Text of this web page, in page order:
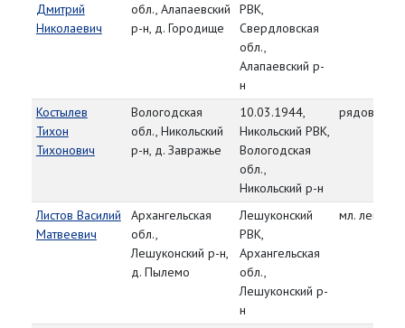
Дмитрий
Николаевич
обл., Алапаевский
р-н, д. Городище
РВК,
Свердловская
обл.,
Алапаевский р-
н
Костылев
Тихон
Тихонович
Вологодская
обл., Никольский
р-н, д. Завражье
10.03.1944,
Никольский РВК,
Вологодская
обл.,
Никольский р-н
рядовой
Листов Василий
Матвеевич
Архангельская
обл.,
Лешуконский р-н,
д. Пылемо
Лешуконский
РВК,
Архангельская
обл.,
Лешуконский р-
н
мл.